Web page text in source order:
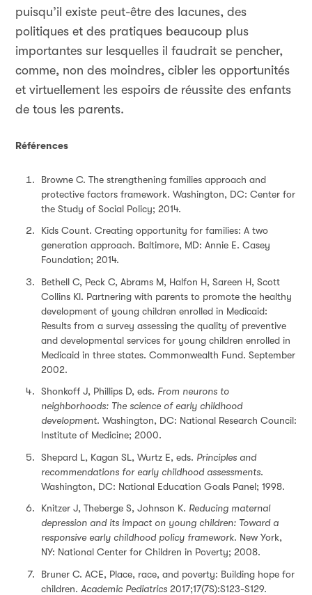
puisqu’il existe peut-être des lacunes, des
politiques et des pratiques beaucoup plus
importantes sur lesquelles il faudrait se pencher,
comme, non des moindres, cibler les opportunités
et virtuellement les espoirs de réussite des enfants
de tous les parents.
Références
Browne C. The strengthening families approach and
protective factors framework. Washington, DC: Center for
the Study of Social Policy; 2014.
Kids Count. Creating opportunity for families: A two
generation approach. Baltimore, MD: Annie E. Casey
Foundation; 2014.
Bethell C, Peck C, Abrams M, Halfon H, Sareen H, Scott
Collins Kl. Partnering with parents to promote the healthy
development of young children enrolled in Medicaid:
Results from a survey assessing the quality of preventive
and developmental services for young children enrolled in
Medicaid in three states. Commonwealth Fund. September
2002.
Shonkoff J, Phillips D, eds. From neurons to
neighborhoods: The science of early childhood
development. Washington, DC: National Research Council:
Institute of Medicine; 2000.
Shepard L, Kagan SL, Wurtz E, eds. Principles and
recommendations for early childhood assessments.
Washington, DC: National Education Goals Panel; 1998.
Knitzer J, Theberge S, Johnson K. Reducing maternal
depression and its impact on young children: Toward a
responsive early childhood policy framework. New York,
NY: National Center for Children in Poverty; 2008.
Bruner C. ACE, Place, race, and poverty: Building hope for
children. Academic Pediatrics 2017;17(7S):S123-S129.